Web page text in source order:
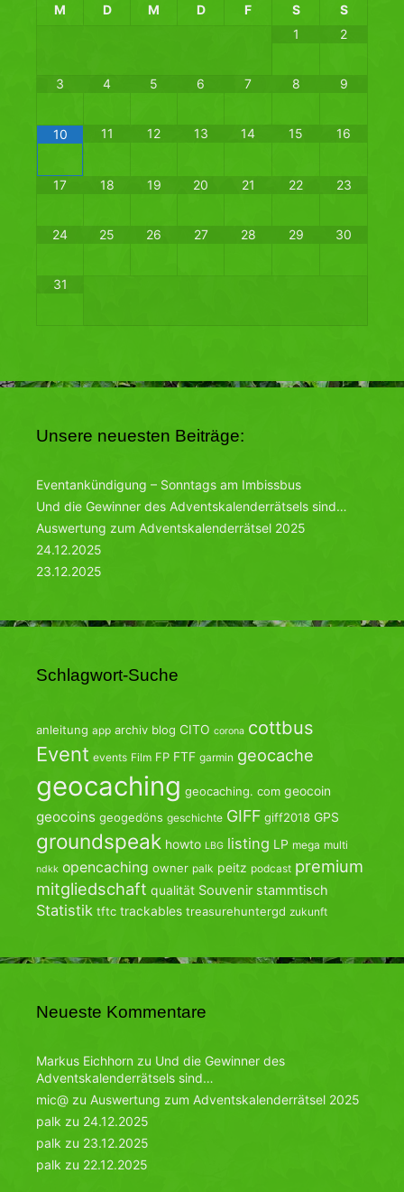
M D M D F S
S
1
2
3 4 5 6 7 8 9
10 11 12 13 14 15 16
17 18 19 20 21 22 23
24 25 26 27 28 29 30
31
Unsere neuesten Beiträge:
Eventankündigung – Sonntags am Imbissbus
Und die Gewinner des Adventskalenderrätsels sind…
Auswertung zum Adventskalenderrätsel 2025
24.12.2025
23.12.2025
Schlagwort-Suche
anleitung app archiv blog CITO corona cottbus
Event events Film FP FTF garmin geocache
geocaching geocaching. com geocoin
geocoins geogedöns geschichte GIFF giff2018 GPS
groundspeak howto LBG listing LP mega multi
ndkk opencaching owner palk peitz podcast premium
mitgliedschaft qualität Souvenir stammtisch
Statistik tftc trackables treasurehuntergd zukunft
Neueste Kommentare
Markus Eichhorn zu Und die Gewinner des
Adventskalenderrätsels sind…
mic@ zu Auswertung zum Adventskalenderrätsel 2025
palk zu 24.12.2025
palk zu 23.12.2025
palk zu 22.12.2025